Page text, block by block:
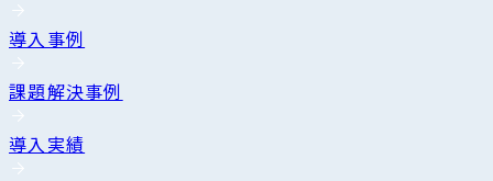
導入事例
課題解決事例
導入実績